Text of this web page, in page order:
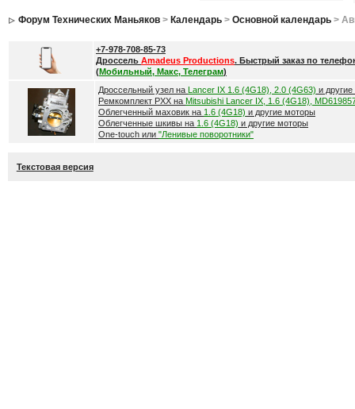
Форум Технических Маньяков> Календарь> Основной календарь>
+7-978-708-85-73
Дроссель Amadeus Productions. Быстрый заказ по
(Мобильный, Макс, Телеграм)
Дроссельный узел на Lancer IX 1.6 (4G18), 2.0 (4G63) и
Ремкомплект РХХ на Mitsubishi Lancer IX, 1.6 (4G18),
Облегченный маховик на 1.6 (4G18) и другие моторы
Облегченные шкивы на 1.6 (4G18) и другие моторы
One-touch или "Ленивые поворотники"
Текстовая версия